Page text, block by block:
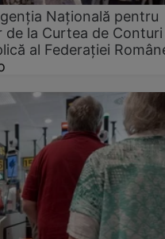
Națională pentru
la Curtea de Conturi
al Federației